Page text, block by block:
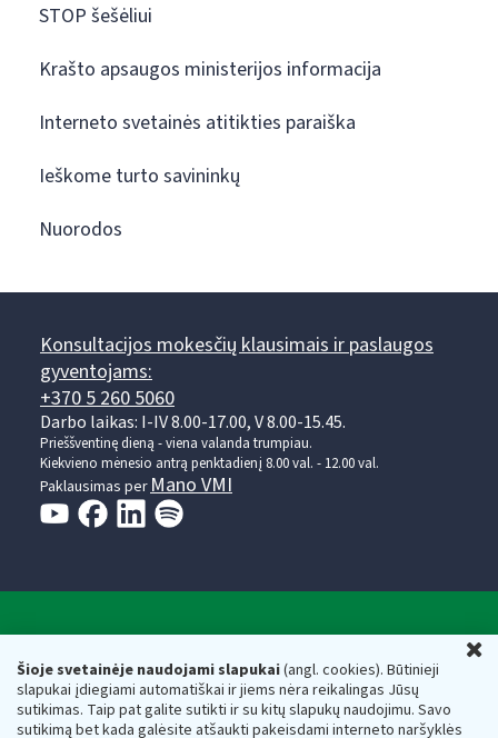
Šioje svetainėje naudojami slapukai(angl. cookies). Būtinieji
slapukai įdiegiami automatiškai ir jiems nėra reikalingas Jūsų
sutikimas. Taip pat galite sutikti ir su kitų slapukų naudojimu. Savo
sutikimą bet kada galėsite atšaukti pakeisdami interneto naršyklės
STOP šešėliui
Krašto apsaugos ministerijos informacija
Interneto svetainės atitikties paraiška
Ieškome turto savininkų
Nuorodos
Konsultacijos mokesčių klausimais ir paslaugos
gyventojams:
+370 5 260 5060
Darbo laikas: I-IV 8.00-17.00, V 8.00-15.45.
Prieššventinę dieną - viena valanda trumpiau.
Kiekvieno mėnesio antrą penktadienį 8.00 val. - 12.00 val.
Paklausimas per Mano VMI
Respublikos finansų ministerijos
Biudžetinė įstaiga. Juridinio asmens kodas — 188659752,
adresas: Vasario 16-osios g. 14, 01107 Vilnius, Lietuva, el.paštas: